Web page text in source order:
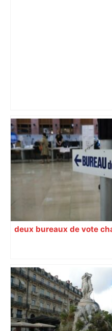
Vous pensiez que c’était
voiture ? La vérité sur
reculent – ici.fr
deux bureaux de vote